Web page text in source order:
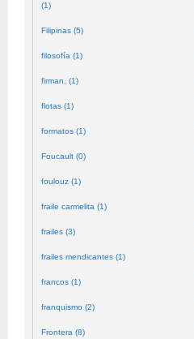
(1)
Filipinas (5)
filosofía (1)
firman. (1)
flotas (1)
formatos (1)
Foucault (0)
foulouz (1)
fraile carmelita (1)
frailes (3)
frailes mendicantes (1)
francos (1)
franquismo (2)
Frontera (8)